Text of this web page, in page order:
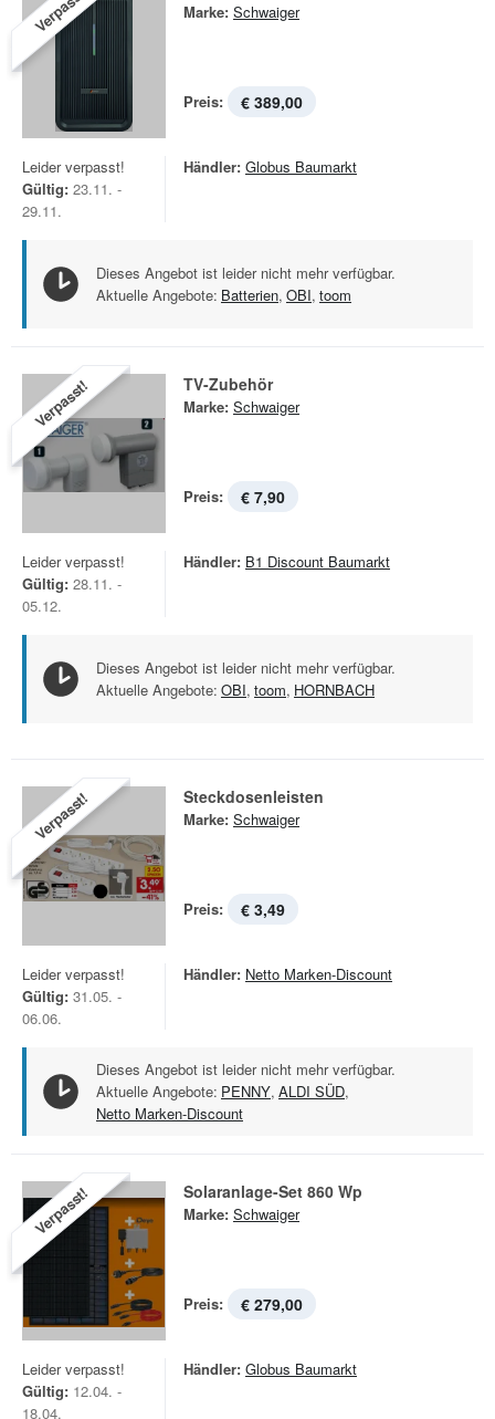
Marke: Schwaiger
Preis: € 389,00
Leider verpasst!
Gültig: 23.11. -
29.11.
Händler: Globus Baumarkt
Dieses Angebot ist leider nicht mehr verfügbar.
Aktuelle Angebote: Batterien, OBI, toom
Verpasst! TV-Zubehör
Marke: Schwaiger
Preis: € 7,90
Leider verpasst!
Gültig: 28.11. -
05.12.
Händler: B1 Discount Baumarkt
Dieses Angebot ist leider nicht mehr verfügbar.
Aktuelle Angebote: OBI, toom, HORNBACH
Verpasst! Steckdosenleisten
Marke: Schwaiger
Preis: € 3,49
Leider verpasst!
Gültig: 31.05. -
06.06.
Händler: Netto Marken-Discount
Dieses Angebot ist leider nicht mehr verfügbar.
Aktuelle Angebote: PENNY, ALDI SÜD,
Netto Marken-Discount
Verpasst! Solaranlage-Set 860 Wp
Marke: Schwaiger
Preis: € 279,00
Leider verpasst!
Gültig: 12.04. -
18.04.
Händler: Globus Baumarkt